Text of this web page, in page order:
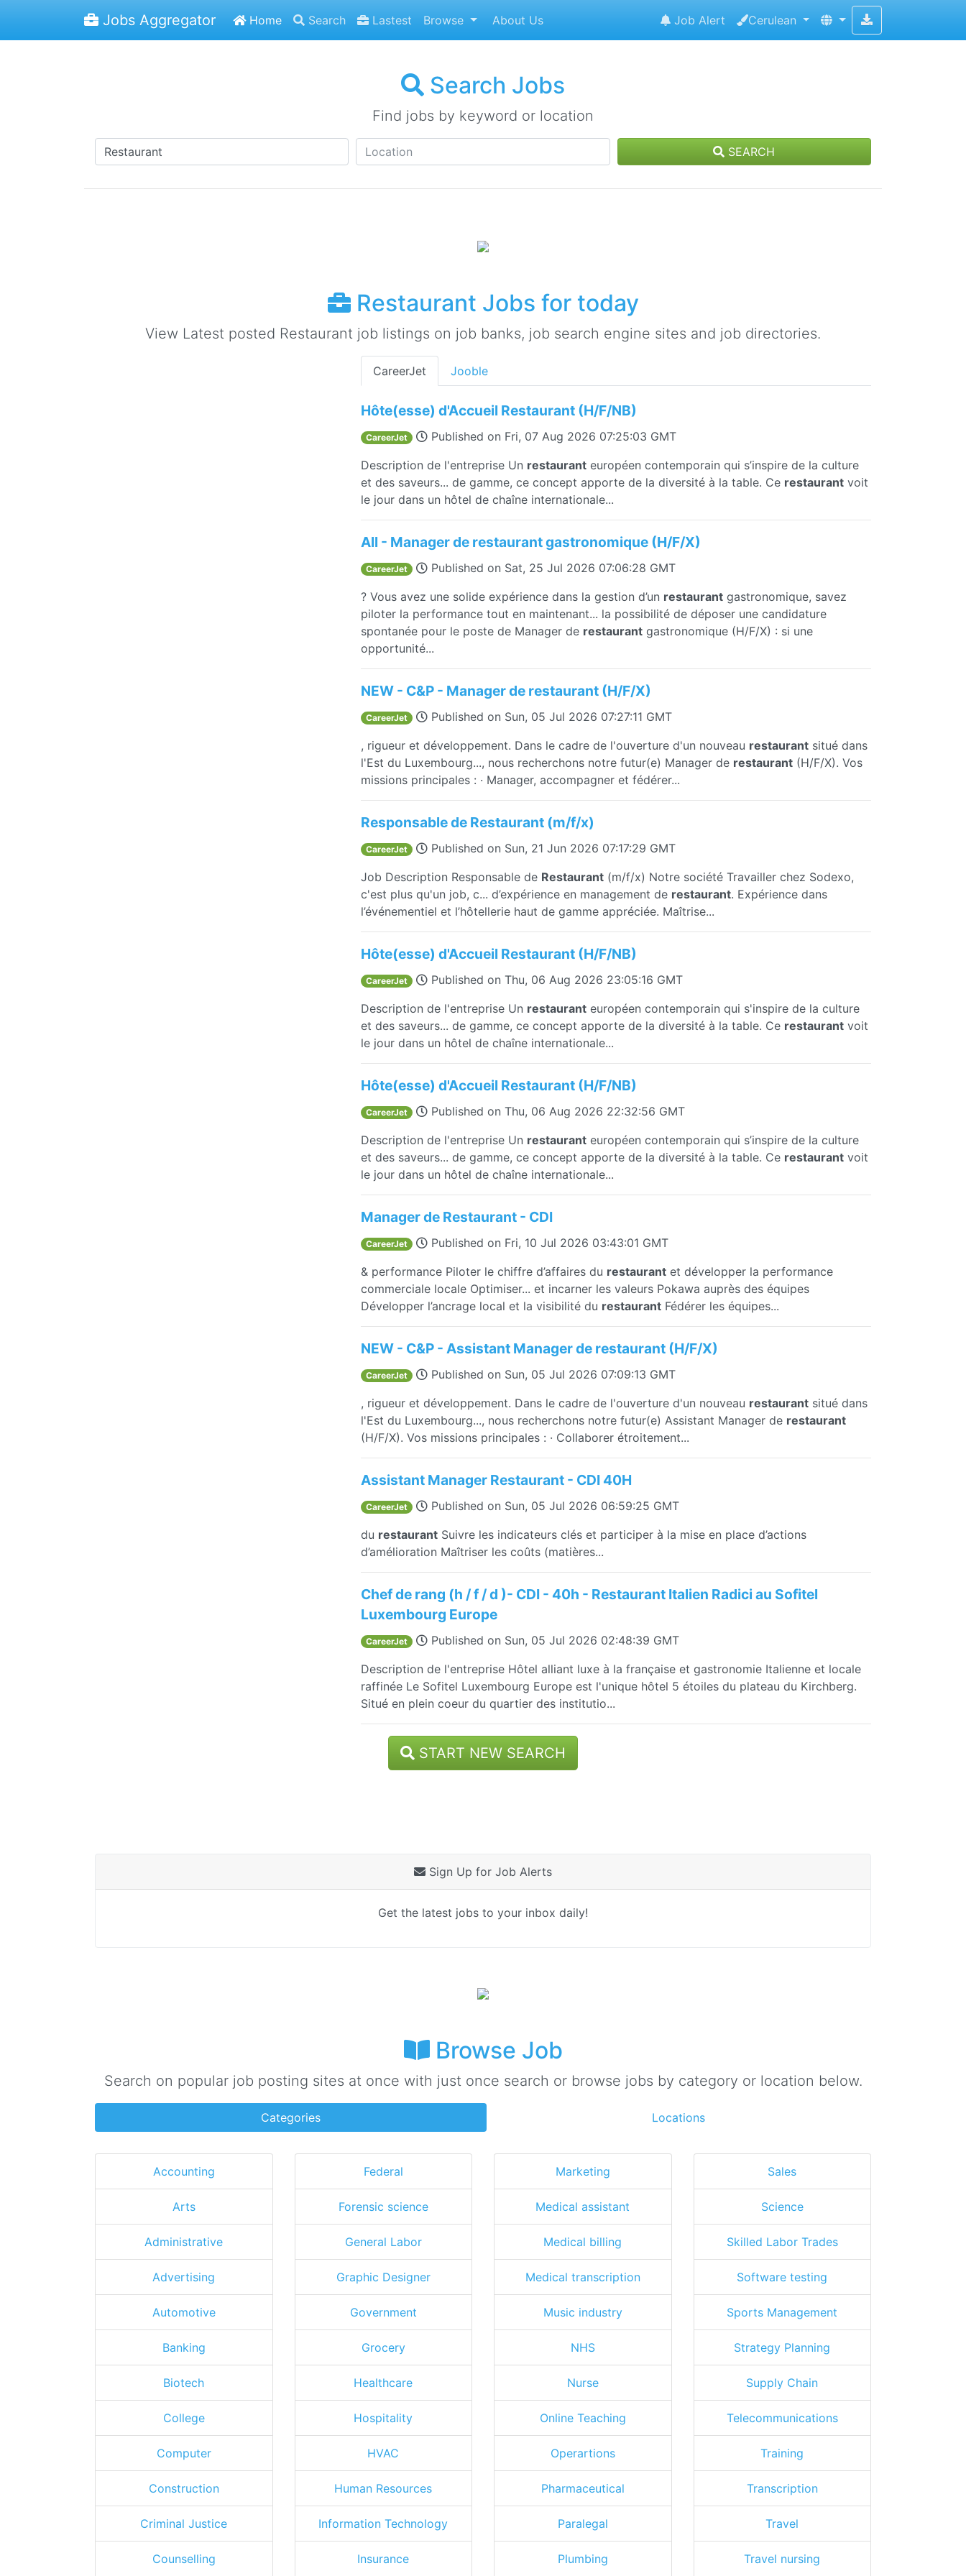
Jobs Aggregator Home Search Lastest Browse About Us Job Alert Cerulean
Search Jobs
Find jobs by keyword or location
SEARCH
Restaurant Jobs for today
View Latest posted Restaurant job listings on job banks, job search engine sites and job directories.
CareerJet Jooble
Hôte(esse) d'Accueil Restaurant (H/F/NB)
CareerJet Published on Fri, 07 Aug 2026 07:25:03 GMT
Description de l'entreprise Un restaurant européen contemporain qui s’inspire de la culture
et des saveurs... de gamme, ce concept apporte de la diversité à la table. Ce restaurant voit
le jour dans un hôtel de chaîne internationale...
All - Manager de restaurant gastronomique (H/F/X)
CareerJet Published on Sat, 25 Jul 2026 07:06:28 GMT
? Vous avez une solide expérience dans la gestion d’un restaurant gastronomique, savez
piloter la performance tout en maintenant... la possibilité de déposer une candidature
spontanée pour le poste de Manager de restaurant gastronomique (H/F/X) : si une
opportunité...
NEW - C&P - Manager de restaurant (H/F/X)
CareerJet Published on Sun, 05 Jul 2026 07:27:11 GMT
, rigueur et développement. Dans le cadre de l'ouverture d'un nouveau restaurant situé dans
l'Est du Luxembourg..., nous recherchons notre futur(e) Manager de restaurant (H/F/X). Vos
missions principales : · Manager, accompagner et fédérer...
Responsable de Restaurant (m/f/x)
CareerJet Published on Sun, 21 Jun 2026 07:17:29 GMT
Job Description Responsable de Restaurant (m/f/x) Notre société Travailler chez Sodexo,
c'est plus qu'un job, c... d’expérience en management de restaurant. Expérience dans
l’événementiel et l’hôtellerie haut de gamme appréciée. Maîtrise...
Hôte(esse) d'Accueil Restaurant (H/F/NB)
CareerJet Published onThu, 06 Aug 2026 23:05:16 GMT
Description de l'entreprise Un restaurant européen contemporain qui s'inspire de la culture
et des saveurs... de gamme, ce concept apporte de la diversité à la table. Ce restaurant voit
le jour dans un hôtel de chaîne internationale...
Hôte(esse) d'Accueil Restaurant (H/F/NB)
CareerJet Published onThu, 06 Aug 2026 22:32:56 GMT
Description de l'entreprise Un restaurant européen contemporain qui s’inspire de la culture
et des saveurs... de gamme, ce concept apporte de la diversité à la table. Ce restaurant voit
le jour dans un hôtel de chaîne internationale...
Manager de Restaurant - CDI
CareerJet Published on Fri, 10 Jul 2026 03:43:01 GMT
& performance Piloter le chiffre d’affaires du restaurant et développer la performance
commerciale locale Optimiser... et incarner les valeurs Pokawa auprès des équipes
Développer l’ancrage local et la visibilité du restaurant Fédérer les équipes...
NEW - C&P - Assistant Manager de restaurant (H/F/X)
CareerJet Published on Sun, 05 Jul 2026 07:09:13 GMT
, rigueur et développement. Dans le cadre de l'ouverture d'un nouveau restaurant situé dans
l'Est du Luxembourg..., nous recherchons notre futur(e) Assistant Manager de restaurant
(H/F/X). Vos missions principales : · Collaborer étroitement...
Assistant Manager Restaurant - CDI 40H
CareerJet Published on Sun, 05 Jul 2026 06:59:25 GMT
du restaurant Suivre les indicateurs clés et participer à la mise en place d’actions
d’amélioration Maîtriser les coûts (matières...
Chef de rang (h / f / d )- CDI - 40h - Restaurant Italien Radici au Sofitel
Luxembourg Europe
CareerJet Published on Sun, 05 Jul 2026 02:48:39 GMT
Description de l'entreprise Hôtel alliant luxe à la française et gastronomie Italienne et locale
raffinée Le Sofitel Luxembourg Europe est l'unique hôtel 5 étoiles du plateau du Kirchberg.
Situé en plein coeur du quartier des institutio...
START NEW SEARCH
Sign Up for Job Alerts
Get the latest jobs to your inbox daily!
Browse Job
Search on popular job posting sites at once with just once search or browse jobs by category or location below.
Categories Locations
Accounting
Arts
Administrative
Advertising
Automotive
Banking
Biotech
College
Computer
Construction
Criminal Justice
Counselling
Federal
Forensic science
General Labor
Graphic Designer
Government
Grocery
Healthcare
Hospitality
HVAC
Human Resources
Information Technology
Insurance
Marketing
Medical assistant
Medical billing
Medical transcription
Music industry
NHS
Nurse
Online Teaching
Operartions
Pharmaceutical
Paralegal
Plumbing
Sales
Science
Skilled Labor Trades
Software testing
Sports Management
Strategy Planning
Supply Chain
Telecommunications
Training
Transcription
Travel
Travel nursing